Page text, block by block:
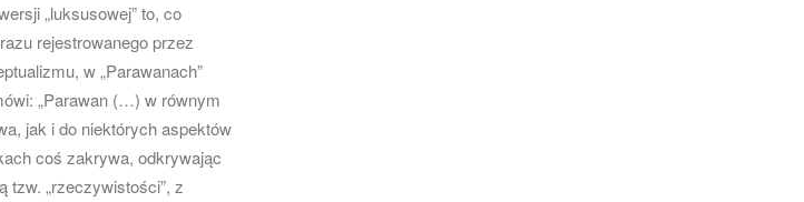
„luksusowej” to, co
rejestrowanego przez
w „Parawanach”
„Parawan (…) w równym
jak i do niektórych aspektów
coś zakrywa, odkrywając
tzw. „rzeczywistości”, z